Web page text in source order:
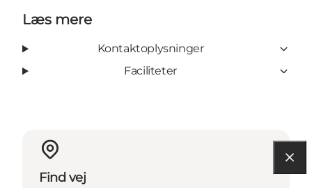
Læs mere
Kontaktoplysninger
Faciliteter
Find vej